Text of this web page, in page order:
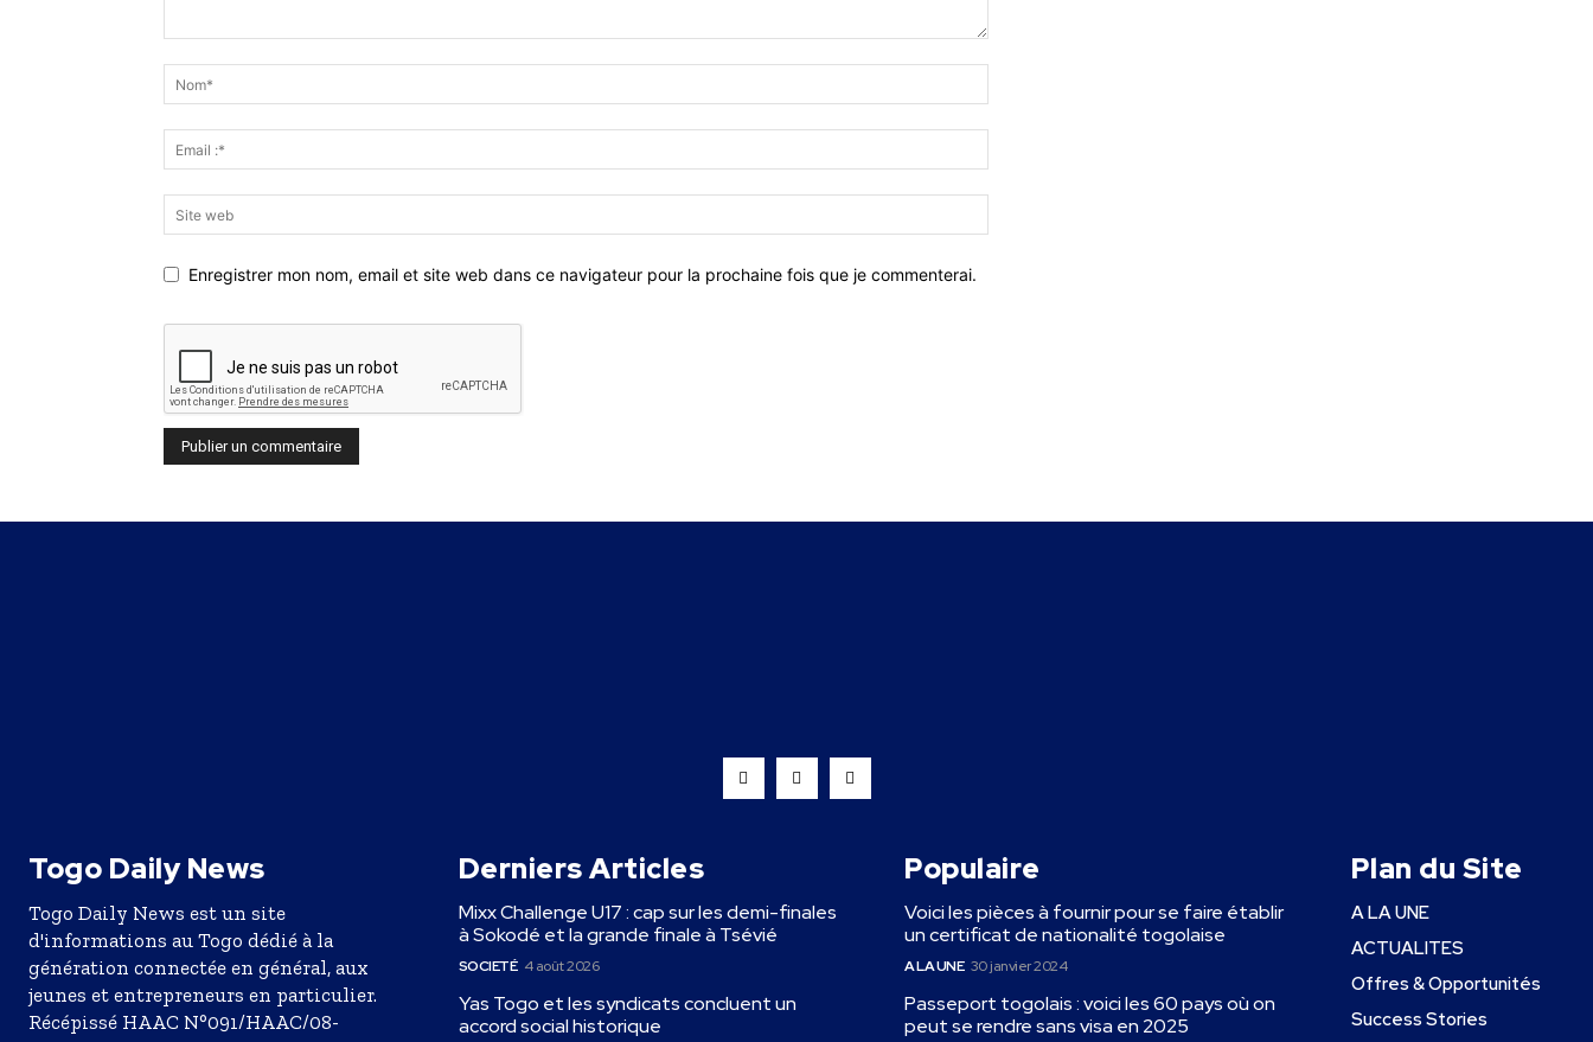
Enregistrer mon nom, email et site web dans ce navigateur pour la prochaine fois que je commenterai.
Togo Daily News
Togo Daily News est un site
d'informations au Togo dédié à la
génération connectée en général, aux
jeunes et entrepreneurs en particulier.
Récépissé HAAC N°091/HAAC/08-
Derniers Articles
Mixx Challenge U17 : cap sur les demi-finales
à Sokodé et la grande finale à Tsévié
SOCIETÉ 4 août 2026
Yas Togo et les syndicats concluent un
accord social historique
Populaire
Voici les pièces à fournir pour se faire établir
un certificat de nationalité togolaise
A LA UNE 30 janvier 2024
Passeport togolais : voici les 60 pays où on
peut se rendre sans visa en 2025
Plan du Site
A LA UNE
ACTUALITES
Offres & Opportunités
Success Stories